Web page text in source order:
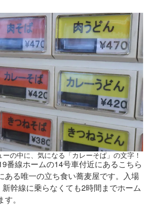
の中に、気になる「カレーそば」の文字！
番線ホームの14号車付近にあるこちら
ある唯一の立ち食い蕎麦屋です。入場
幹線に乗らなくても2時間までホーム
。